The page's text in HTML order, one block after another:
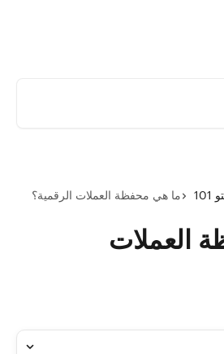
ما هي محفظة العملات الرقمية؟
العملات